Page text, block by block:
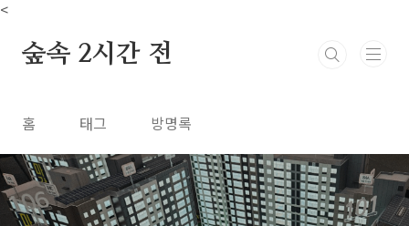
<
본문 바로가기
숲속 2시간 전
홈 태그 방명록